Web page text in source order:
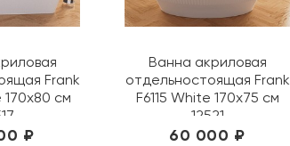
Frank
170х80 см
₽
Ванна акриловая
отдельностоящая Frank
F6115 White 170х75 см
12521
60 000 ₽